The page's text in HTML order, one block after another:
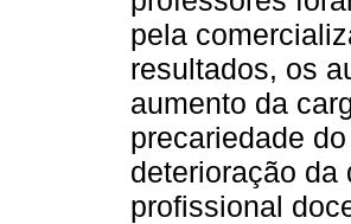
pela
resultados, os
aumento da
precariedade
deterioração da
profissional